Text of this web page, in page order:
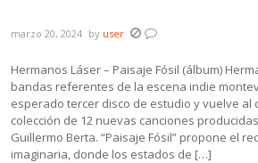
marzo 20, 2024 by user
Hermanos Láser – Paisaje Fósil (álbum)
bandas referentes de la escena indie
esperado tercer disco de estudio y vuelve al
colección de 12 nuevas canciones
Guillermo Berta. “Paisaje Fósil” propone el
imaginaria, donde los estados de […]